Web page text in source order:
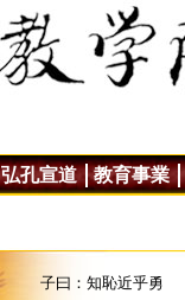
弘孔宣道 教育事業
子曰：知恥近乎勇